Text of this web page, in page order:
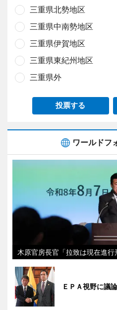
三重県北勢地区
三重県中南勢地区
三重県伊賀地区
三重県東紀州地区
三重県外
投票する
ワールドフ
木原官房長官「拉致は現在進行
ＥＰＡ視野に議